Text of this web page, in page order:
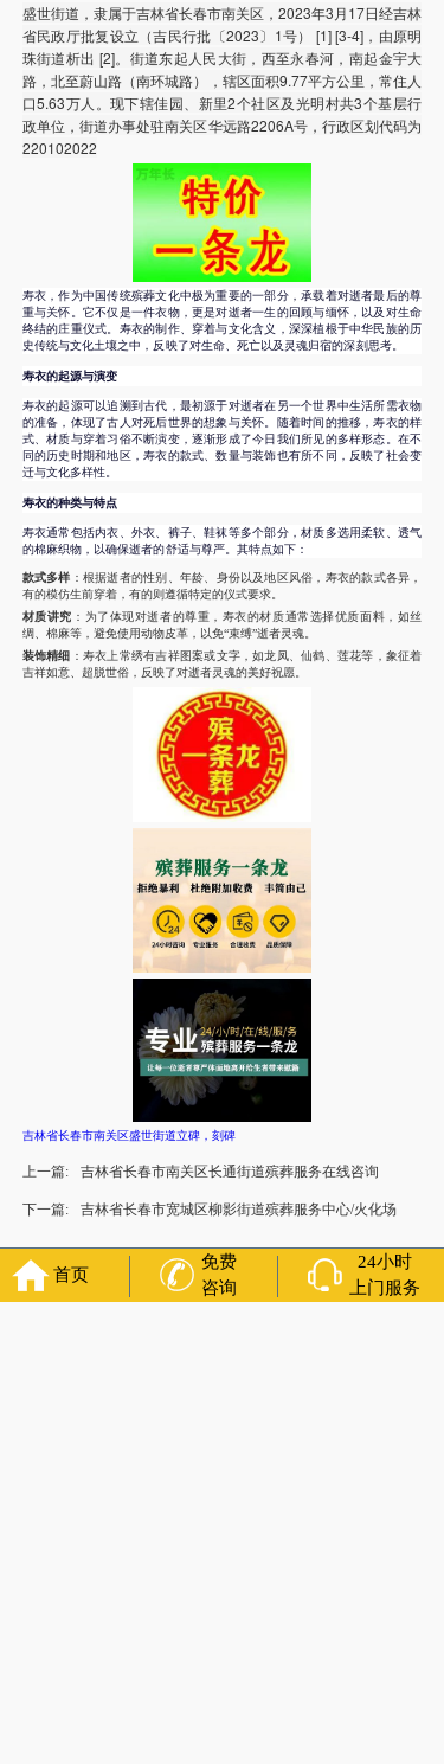
盛世街道，隶属于吉林省长春市南关区，2023年3月17日经吉林
省民政厅批复设立（吉民行批〔2023〕1号） [1] [3-4]，由原明
珠街道析出 [2]。街道东起人民大街，西至永春河，南起金宇大
路，北至蔚山路（南环城路），辖区面积9.77平方公里，常住人
口5.63万人。现下辖佳园、新里2个社区及光明村共3个基层行
政单位，街道办事处驻南关区华远路2206A号，行政区划代码为
220102022
寿衣，作为中国传统殡葬文化中极为重要的一部分，承载着对逝者最后的尊
重与关怀。它不仅是一件衣物，更是对逝者一生的回顾与缅怀，以及对生命
终结的庄重仪式。寿衣的制作、穿着与文化含义，深深植根于中华民族的历
史传统与文化土壤之中，反映了对生命、死亡以及灵魂归宿的深刻思考。
寿衣的起源与演变
寿衣的起源可以追溯到古代，最初源于对逝者在另一个世界中生活所需衣物
的准备，体现了古人对死后世界的想象与关怀。随着时间的推移，寿衣的样
式、材质与穿着习俗不断演变，逐渐形成了今日我们所见的多样形态。在不
同的历史时期和地区，寿衣的款式、数量与装饰也有所不同，反映了社会变
迁与文化多样性。
寿衣的种类与特点
寿衣通常包括内衣、外衣、裤子、鞋袜等多个部分，材质多选用柔软、透气
的棉麻织物，以确保逝者的舒适与尊严。其特点如下：
款式多样 ：根据逝者的性别、年龄、身份以及地区风俗，寿衣的款式各异，
有的模仿生前穿着，有的则遵循特定的仪式要求。
材质讲究 ：为了体现对逝者的尊重，寿衣的材质通常选择优质面料，如丝
绸、棉麻等，避免使用动物皮革，以免“束缚”逝者灵魂。
装饰精细 ：寿衣上常绣有吉祥图案或文字，如龙凤、仙鹤、莲花等，象征着
吉祥如意、超脱世俗，反映了对逝者灵魂的美好祝愿。
吉林省长春市南关区盛世街道立碑，刻碑
上一篇: 吉林省长春市南关区长通街道殡葬服务在线咨询
下一篇: 吉林省长春市宽城区柳影街道殡葬服务中心/火化场
首页
免费
咨询
24小时
上门服务